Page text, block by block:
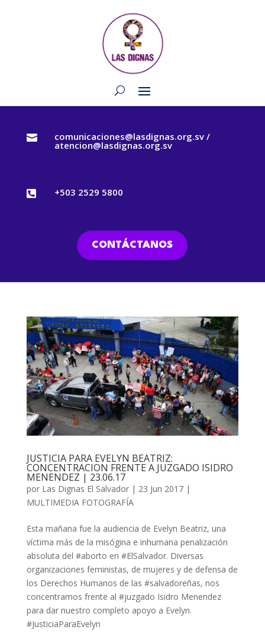
 comunicaciones@lasdignas.org.sv /
atencion@lasdignas.org.sv
 +503 2529 5800
CONTÁCTANOS
JUSTICIA PARA EVELYN BEATRIZ:
CONCENTRACION FRENTE A JUZGADO ISIDRO
MENENDEZ | 23.06.17
por Las Dignas El Salvador| 23 Jun 2017|
MULTIMEDIA FOTOGRAFÍA
Esta mañana fue la audiencia de Evelyn Beatriz, una
víctima más de la misógina e inhumana penalización
absoluta del #aborto en #ElSalvador. Diversas
organizaciones feministas, de mujeres y de defensa de
los Derechos Humanos de las #salvadoreñas, nos
concentramos frente al #juzgado Isidro Menendez
para dar nuestro completo apoyo a Evelyn.
#JusticiaParaEvelyn